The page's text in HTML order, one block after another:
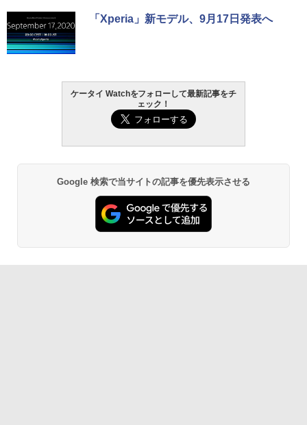
「Xperia」新モデル、9月17日発表へ
ケータイ Watchをフォローして最新記事をチ
ェック！
Google 検索で当サイトの記事を優先表示させる